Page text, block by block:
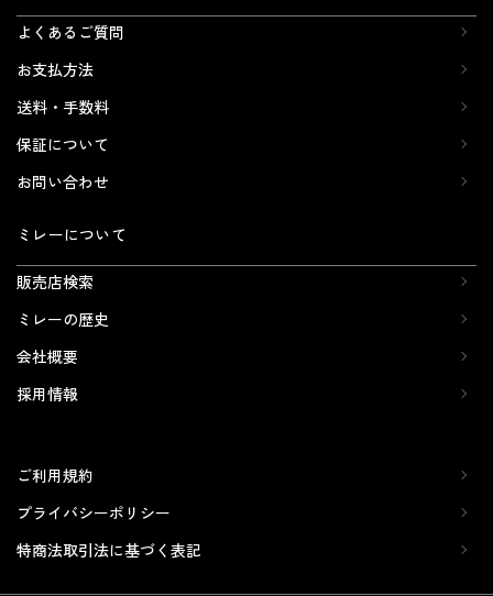
よくあるご質問
お支払方法
送料・手数料
保証について
お問い合わせ
ミレーについて
販売店検索
ミレーの歴史
会社概要
採用情報
ご利用規約
プライバシーポリシー
特商法取引法に基づく表記